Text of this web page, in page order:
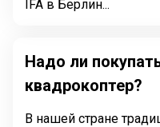
IFA в Берлин...
Надо ли
квадрокоптер?
В нашей стране